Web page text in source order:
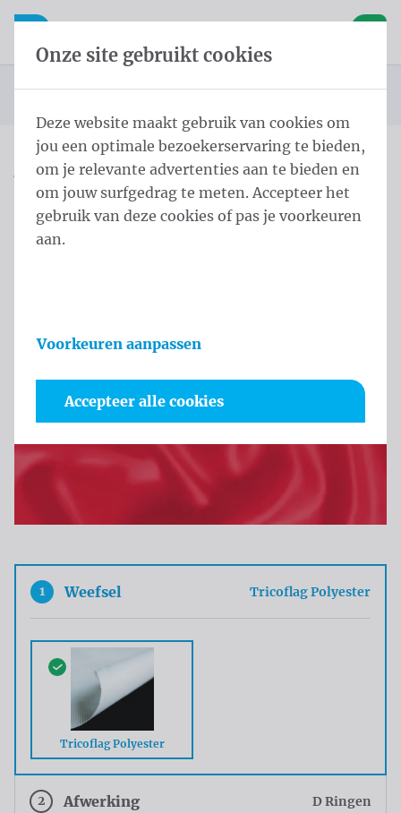
Inhoud overslaan
Taalkeuze overslaan
Open mobiele navigatie
Startpagina
Producten
Vlaggen
Officiële vlaggen
Landenvlaggen
Landenvlaggen Azië Vlag Taiwan 150x200 cm
Vlag Taiwan 150x200 cm
Productinformatie
1 Weefsel Tricoflag Polyester
Tricoflag Polyester
2 Afwerking D Ringen
Onze site gebruikt cookies
Deze website maakt gebruik van cookies om
jou een optimale bezoekerservaring te bieden,
om je relevante advertenties aan te bieden en
om jouw surfgedrag te meten. Accepteer het
gebruik van deze cookies of pas je voorkeuren
aan.
Voorkeuren aanpassen
Accepteer alle cookies